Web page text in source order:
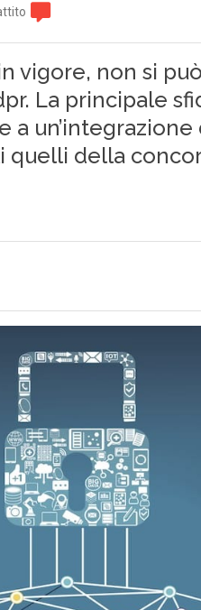
vigore, non si
La principale
a
della